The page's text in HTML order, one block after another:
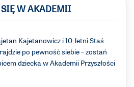
W AKADEMII
Kajetanowicz i 10-letni Staś
po pewność siebie – zostań
dziecka w Akademii Przyszłości